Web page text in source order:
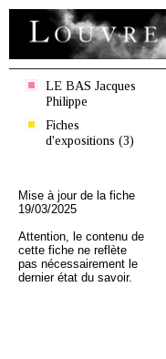
LE BAS Jacques
Philippe
Fiches
d'expositions (3)
Mise à jour de la fiche
19/03/2025
Attention, le contenu de
cette fiche ne reflète
pas nécessairement le
dernier état du savoir.